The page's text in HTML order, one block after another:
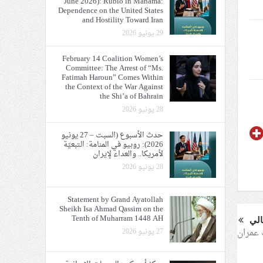
في إيران والعراق
والتحرير
Dependence on the United States
and Hostility Toward Iran
29 يونيو 2026
February 14 Coalition Women’s
Committee: The Arrest of “Ms.
Fatimah Haroun” Comes Within
the Context of the War Against
the Shi’a of Bahrain
28 يونيو 2026
حدث الأسبوع (السبت – 27 يونيو
2026): روبيو في المنامة: التبعيّة
لأمريكا.. والعداء لإيران
28 يونيو 2026
Statement by Grand Ayatollah
Sheikh Isa Ahmad Qassim on the
Tenth of Muharram 1448 AH
27 يونيو 2026